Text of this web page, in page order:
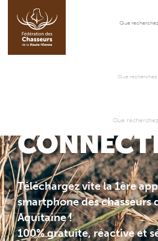
Téléchargez vite la 1ère
smartphone des chasseurs
Aquitaine !
100% gratuite, réactive et